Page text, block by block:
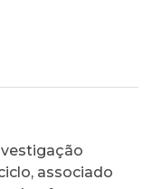
associado